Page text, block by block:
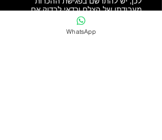
מעבודתו של הצלם וכדאי לבדוק אם
הוא קשוב לדרישות שלכם ואם יש
ביניכם כימיה ותקשורת טובה.
WhatsApp